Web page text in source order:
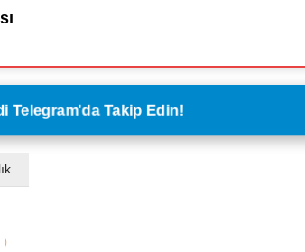
Telegram'da Takip Edin!
)